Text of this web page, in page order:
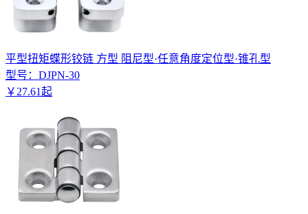
平型扭矩蝶形铰链 方型 阻尼型·任意角度定位型·锥孔型
型号： DJPN-30
￥ 27.61起